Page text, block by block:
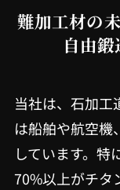
難加工材の
自由
当社は、石加工
は船舶や航空機
しています。特
70%以上がチタ